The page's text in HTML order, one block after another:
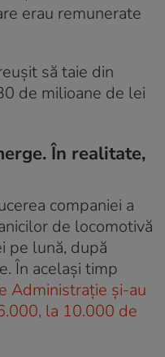
erau remunerate
să taie din
de milioane de lei
În realitate,
companiei a
de locomotivă
pe lună, după
În același timp
Administrație și-au
la 10.000 de